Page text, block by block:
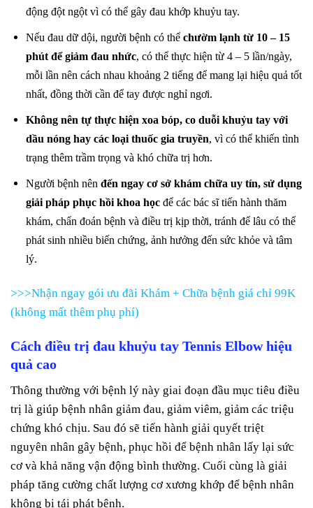
động đột ngột vì có thể gây đau khớp khuỷu tay.
Nếu đau dữ dội, người bệnh có thểchườm lạnh từ 10 – 15
phút để giảm đau nhức, có thể thực hiện từ 4 – 5 lần/ngày,
mỗi lần nên cách nhau khoảng 2 tiếng để mang lại hiệu quả tốt
nhất, đồng thời cần để tay được nghỉ ngơi.
Không nên tự thực hiện xoa bóp, co duỗi khuỷu tay với
dầu nóng hay các loại thuốc gia truyền, vì có thể khiến tình
trạng thêm trầm trọng và khó chữa trị hơn.
Người bệnh nênđến ngay cơ sở khám chữa uy tín, sử dụng
giải pháp phục hồi khoa học để các bác sĩ tiến hành thăm
khám, chẩn đoán bệnh và điều trị kịp thời, tránh để lâu có thể
phát sinh nhiều biến chứng, ảnh hưởng đến sức khỏe và tâm
lý.
>>>Nhận ngay gói ưu đãi Khám + Chữa bệnh giá chỉ 99K
(không mất thêm phụ phí)
Cách điều trị đau khuỷu tay Tennis Elbow hiệu
quả cao
Thông thường với bệnh lý này giai đoạn đầu mục tiêu điều
trị là giúp bệnh nhân giảm đau, giảm viêm, giảm các triệu
chứng khó chịu. Sau đó sẽ tiến hành giải quyết triệt
nguyên nhân gây bệnh, phục hồi để bệnh nhân lấy lại sức
cơ và khả năng vận động bình thường. Cuối cùng là giải
pháp tăng cường chất lượng cơ xương khớp để bệnh nhân
không bị tái phát bệnh.